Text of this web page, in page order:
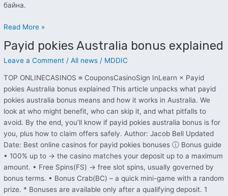
байна.
Read More »
Payid pokies Australia bonus explained
Leave a Comment /All news / MDDIC
TOP ONLINECASINOS ≡ CouponsCasinoSign InLearn × Payid
pokies Australia bonus explained This article unpacks what payid
pokies australia bonus means and how it works in Australia. We
look at who might benefit, who can skip it, and what pitfalls to
avoid. By the end, you’ll know if payid pokies australia bonus is for
you, plus how to claim offers safely. Author: Jacob Bell Updated
Date: Best online casinos for payid pokies bonuses ⓘ Bonus guide
• 100% up to → the casino matches your deposit up to a maximum
amount. • Free Spins(FS) → free slot spins, usually governed by
bonus terms. • Bonus Crab(BC) – a quick mini-game with a random
prize. * Bonuses are available only after a qualifying deposit. 1
Payid
pokies
Australia
bonus
explained